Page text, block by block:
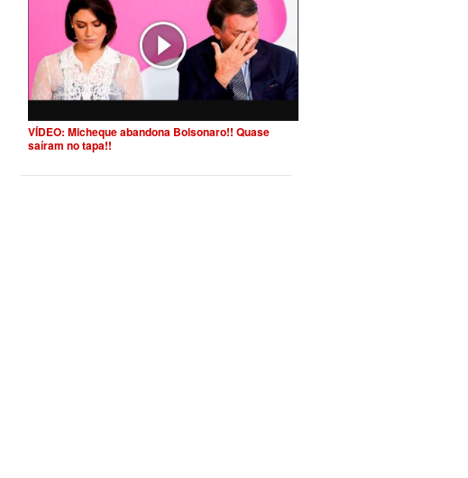
VÍDEO: Micheque abandona Bolsonaro!! Quase
saíram no tapa!!